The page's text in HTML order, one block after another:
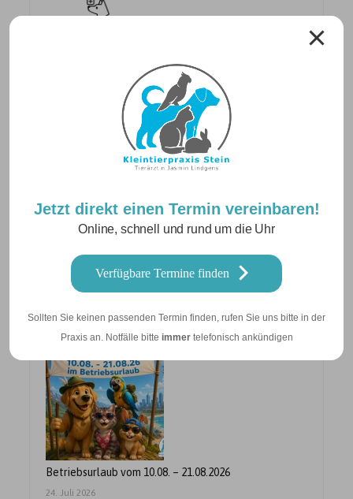
Jetzt direkt einen Termin vereinbaren!
Online, schnell und rund um die Uhr
Verfügbare Termine finden
Sollten Sie keinen passenden Termin finden, rufen Sie uns bitte in der
Praxis an. Notfälle bitte immertelefonisch ankündigen
Die Dermatologie befasst sich
mit Hauterkrankungen bei
Tieren, aber auch mit
Ohrerkrankungen, Allergien und
Betriebsurlaub vom 10.08. – 21.08.2026
24. Juli 2026